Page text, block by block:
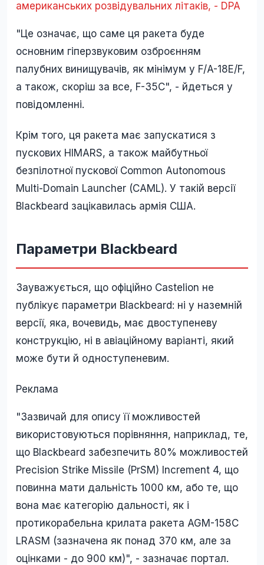
американських розвідувальних літаків, - DPA
"Це означає, що саме ця ракета буде
основним гіперзвуковим озброєнням
палубних винищувачів, як мінімум у F/A-18E/F,
а також, скоріш за все, F-35C", - йдеться у
повідомленні.
Крім того, ця ракета має запускатися з
пускових HIMARS, а також майбутньої
безпілотної пускової Common Autonomous
Multi-Domain Launcher (CAML). У такій версії
Blackbeard зацікавилась армія США.
Параметри Blackbeard
Зауважується, що офіційно Castelion не
публікує параметри Blackbeard: ні у наземній
версії, яка, вочевидь, має двоступеневу
конструкцію, ні в авіаційному варіанті, який
може бути й одноступеневим.
Реклама
"Зазвичай для опису її можливостей
використовуються порівняння, наприклад, те,
що Blackbeard забезпечить 80% можливостей
Precision Strike Missile (PrSM) Increment 4, що
повинна мати дальність 1000 км, або те, що
вона має категорію дальності, як і
протикорабельна крилата ракета AGM-158C
LRASM (зазначена як понад 370 км, але за
оцінками - до 900 км)", - зазначає портал.